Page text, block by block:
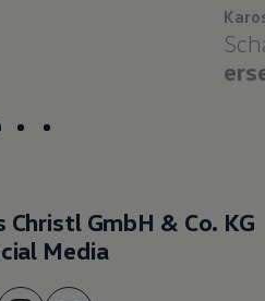
GmbH & Co. KG
Media